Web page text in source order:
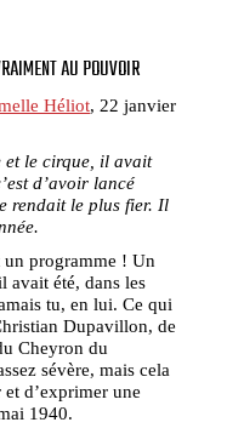
AU POUVOIR
Héliot, 22 janvier
et le cirque, il avait
d’avoir lancé
rendait le plus fier. Il
un programme ! Un
avait été, dans les
tu, en lui. Ce qui
Dupavillon, de
Cheyron du
sévère, mais cela
d’exprimer une
1940.